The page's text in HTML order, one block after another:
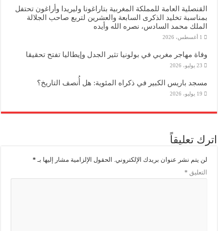
القنصلية العامة للمملكة المغربية بتاراغونا وليريدا وأراغون تحتفل
بمناسبة تخليد الذكرى السابعة والعشرين لتربع صاحب الجلالة
الملك محمد السادس، نصره الله وأيده
1 أغسطس، 2026
وفاة مهاجر مغربي في بولونيا تثير الجدل وإيطاليا تفتح تحقيقا
23 يوليو، 2026
مسجد باريس الكبير في ذكراه المئوية: هل أُنصف التاريخ؟
19 يوليو، 2026
اترك تعليقاً
لن يتم نشر عنوان بريدك الإلكتروني. الحقول الإلزامية مشار إليها بـ *
التعليق *